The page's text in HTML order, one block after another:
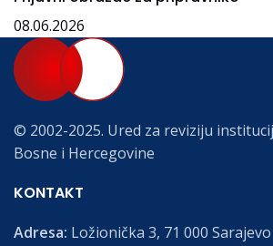
08.06.2026
© 2002-2025. Ured za reviziju
Bosne i Hercegovine
KONTAKT
Adresa: Ložionička 3, 71 000 Sarajevo